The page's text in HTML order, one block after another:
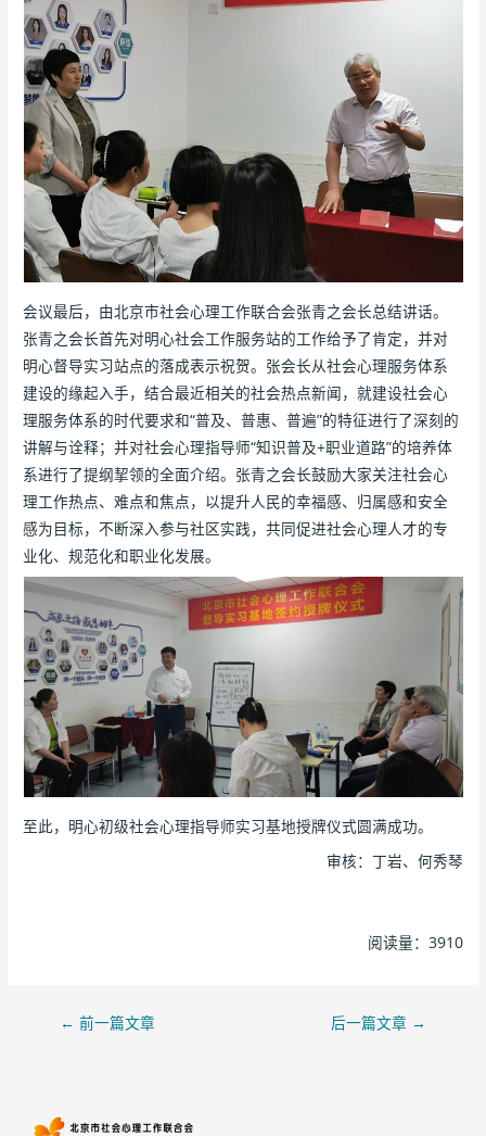
会议最后，由北京市社会心理工作联合会张青之会长总结讲话。
张青之会长首先对明心社会工作服务站的工作给予了肯定，并对
明心督导实习站点的落成表示祝贺。张会长从社会心理服务体系
建设的缘起入手，结合最近相关的社会热点新闻，就建设社会心
理服务体系的时代要求和“普及、普惠、普遍”的特征进行了深刻的
讲解与诠释；并对社会心理指导师“知识普及+职业道路”的培养体
系进行了提纲挈领的全面介绍。张青之会长鼓励大家关注社会心
理工作热点、难点和焦点，以提升人民的幸福感、归属感和安全
感为目标，不断深入参与社区实践，共同促进社会心理人才的专
业化、规范化和职业化发展。
至此，明心初级社会心理指导师实习基地授牌仪式圆满成功。
审核：丁岩、何秀琴
阅读量：3910
← 前一篇文章 后一篇文章 →